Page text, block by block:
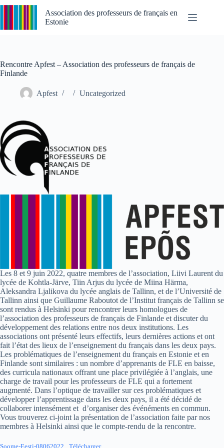
Passer
Association des professeurs de français en
Estonie
Rencontre Apfest – Association des professeurs de français de
Finlande
Apfest Uncategorized
Les 8 et 9 juin 2022, quatre membres de l’association, Liivi Laurent du
lycée de Kohtla-Järve, Tiin Arjus du lycée de Miina Härma,
Aleksandra Ljalikova du lycée anglais de Tallinn, et de l’Université de
Tallinn ainsi que Guillaume Raboutot de l’Institut français de Tallinn se
sont rendus à Helsinki pour rencontrer leurs homologues de
l’association des professeurs de français de Finlande et discuter du
développement des relations entre nos deux institutions. Les
associations ont présenté leurs effectifs, leurs dernières actions et ont
fait l’état des lieux de l’enseignement du français dans les deux pays.
Les problématiques de l’enseignement du français en Estonie et en
Finlande sont similaires : un nombre d’apprenants de FLE en baisse,
des curricula nationaux offrant une place privilégiée à l’anglais, une
charge de travail pour les professeurs de FLE qui a fortement
augmenté. Dans l’optique de travailler sur ces problématiques et
développer l’apprentissage dans les deux pays, il a été décidé de
collaborer intensément et d’organiser des événéments en commun.
Vous trouverez ci-joint la présentation de l’association faite par nos
membres à Helsinki ainsi que le compte-rendu de la rencontre.
Soome-Eesti-08062022 Télécharger